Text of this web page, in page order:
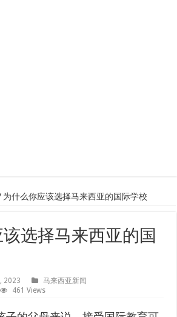
为什么你应该选择马来西亚的国际学校
选择马来西亚的国
2023
马来西亚新闻
461 Views